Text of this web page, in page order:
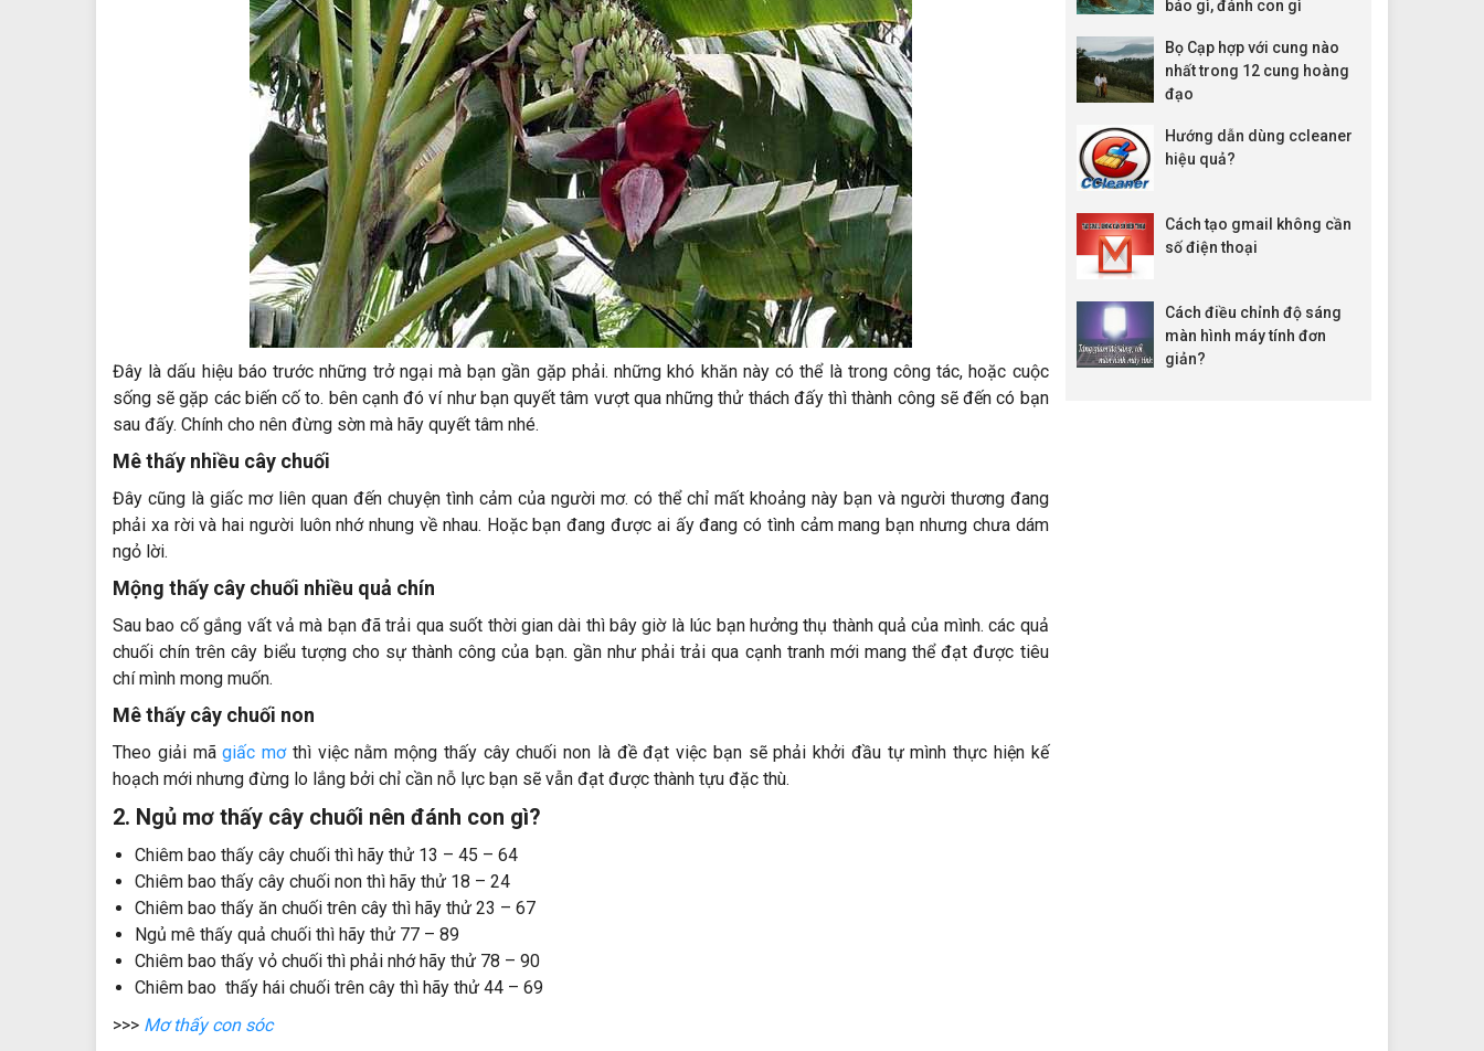
Đây làdấu hiệubáo trướcnhững trở ngạimà bạngần gặp phải.những khó khănnàycó thể là trong công tác, hoặc cuộc
sống sẽ gặp cácbiến cốto. bên cạnh đó ví nhưbạnquyết tâm vượt quanhững thử thách đấythì thành công sẽđến có bạn
sau đấy. Chính cho nên đừng sờn mà hãy quyết tâm nhé.
Mê thấy nhiều cây chuối
Đây cũng là giấc mơ liên quan đếnchuyện tình cảm của người mơ. cóthể chỉ mất khoảngnày bạn và người thươngđang
phải xa rờivà hai người luôn nhớ nhung về nhau. Hoặc bạn đang được ai ấyđangcó tình cảmmang bạn nhưng chưa dám
ngỏ lời.
Mộng thấy cây chuối nhiều quả chín
Sau bao cố gắng vất vả mà bạn đã trải qua suốt thời giandài thì bây giờlà lúc bạn hưởng thụ thành quả của mình.các quả
chuối chín trên cây biểu tượngcho sự thành công của bạn. gần nhưphải trải qua cạnh tranhmới mangthể đạt được tiêu
chímình mong muốn.
Mê thấy cây chuối non
Theo giải mãgiấc mơthì việcnằm mộng thấy cây chuối non là đề đạt việc bạn sẽ phải khởi đầutự mình thực hiệnkế
hoạch mới nhưng đừng lo lắng bởi chỉ cần nỗ lực bạn sẽ vẫn đạt được thành tựu đặc thù.
2. Ngủ mơ thấy cây chuối nên đánh con gì?
Chiêm bao thấy cây chuối thì hãy thử 13 – 45 – 64
Chiêm bao thấy cây chuối non thì hãy thử 18 – 24
Chiêm bao thấy ăn chuối trên cây thì hãy thử 23 – 67
Ngủ mê thấy quả chuối thì hãy thử 77 – 89
Chiêm bao thấy vỏ chuối thì phải nhớ hãy thử 78 – 90
Chiêm bao thấy hái chuối trên cây thì hãy thử 44 – 69
>>> Mơ thấy con sóc
báo gì, đánh con gì
Bọ Cạp hợp với cung nào
nhất trong 12 cung hoàng
đạo
Hướng dẫn dùng ccleaner
hiệu quả?
Cách tạo gmail không cần
số điện thoại
Cách điều chỉnh độ sáng
màn hình máy tính đơn
giản?